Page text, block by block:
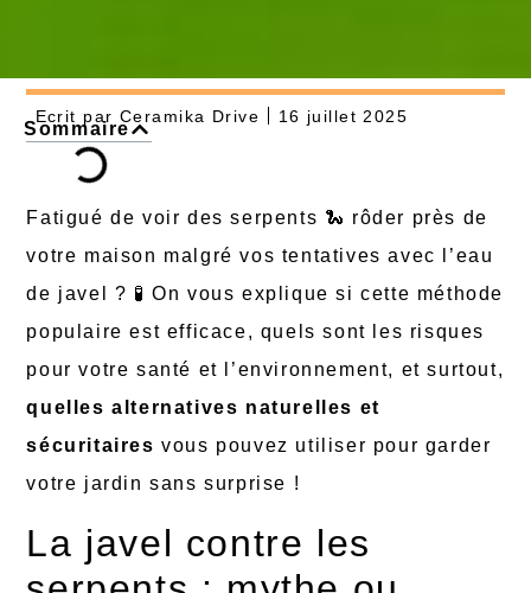
Ecrit par Ceramika Drive 16 juillet 2025
Sommaire
Fatigué de voir des serpents 🐍 rôder près de
votre maison malgré vos tentatives avec l’eau
de javel ? 🧪 On vous explique si cette méthode
populaire est efficace, quels sont les risques
pour votre santé et l’environnement, et surtout,
quelles alternatives naturelles et
sécuritaires vous pouvez utiliser pour garder
votre jardin sans surprise !
La javel contre les